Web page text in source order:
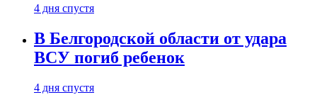
4 дня спустя
В Белгородской области от удара
ВСУ погиб ребенок
4 дня спустя